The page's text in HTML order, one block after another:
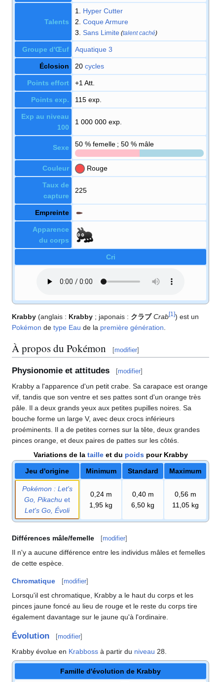
Talents
1. Hyper Cutter
2. Coque Armure
3. Sans Limite (talent caché)
Groupe d'Œuf Aquatique 3
Éclosion 20 cycles
Points effort +1 Att.
Points exp. 115 exp.
Exp au niveau
100
1 000 000 exp.
Sexe 50 % femelle ; 50 % mâle
Couleur Rouge
Taux de
capture
225
Empreinte
Apparence
du corps
Cri
Krabby (anglais : Krabby ; japonais : クラブ Crab[1 ]) est un
Pokémon de type Eau de la première génération
À propos du Pokémon [modifier]
Physionomie et attitudes [modifier]
Krabby a l'apparence d'un petit crabe. Sa carapace est orange
vif, tandis que son ventre et ses pattes sont d'un orange très
pâle. Il a deux grands yeux aux petites pupilles noires. Sa
bouche forme un large V, avec deux crocs inférieurs
proéminents. Il a de petites cornes sur la tête, deux grandes
pinces orange, et deux paires de pattes sur les côtés.
Variations de la tailleet du poids pour Krabby
Jeu d'origine Minimum Standard Maximum
Pokémon : Let's
Go, Pikachu et
Let's Go, Évoli
0,24 m
1,95 kg
0,40 m
6,50 kg
0,56 m
11,05 kg
Différences mâle/femelle [modifier]
Il n'y a aucune différence entre les individus mâles et femelles
de cette espèce.
Chromatique [modifier]
Lorsqu'il est chromatique, Krabby a le haut du corps et les
pinces jaune foncé au lieu de rouge et le reste du corps tire
également davantage sur le jaune qu'à l'ordinaire.
Évolution [modifier]
Krabby évolue en Krabboss à partir du niveau 28.
Famille d'évolution de Krabby